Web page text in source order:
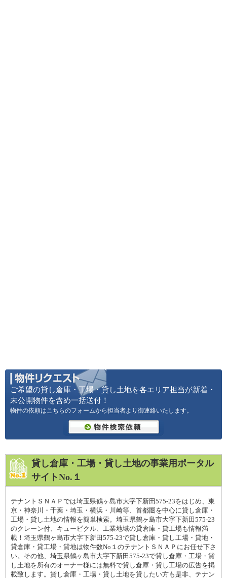
ご希望の貸し倉庫・工場・貸し土地を各エリア担当が新着・
未公開物件を含め一括送付！
物件の依頼はこちらのフォームから担当者より御連絡いたします。
貸し倉庫・工場・貸し土地の事業用ポータル
サイトNo.１
テナントＳＮＡＰでは埼玉県鶴ヶ島市大字下新田575-23をはじめ、東
京・神奈川・千葉・埼玉・横浜・川崎等、首都圏を中心に貸し倉庫・
工場・貸し土地の情報を簡単検索。埼玉県鶴ヶ島市大字下新田575-23
のクレーン付、キュービクル、工業地域の貸倉庫・貸工場も情報満
載！埼玉県鶴ヶ島市大字下新田575-23で貸し倉庫・貸し工場・貸地・
貸倉庫・貸工場・貸地は物件数No１のテナントＳＮＡＰにお任せ下さ
い。その他、埼玉県鶴ヶ島市大字下新田575-23で貸し倉庫・工場・貸
し土地を所有のオーナー様には無料で貸し倉庫・貸し工場の広告を掲
載致します。貸し倉庫・工場・貸し土地を貸したい方も是非、テナン